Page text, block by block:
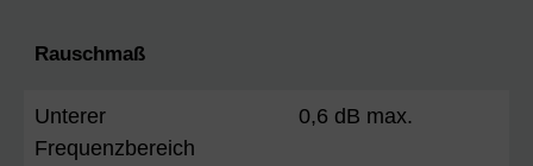
Rauschmaß
Unterer
Frequenzbereich
0,6 dB max.